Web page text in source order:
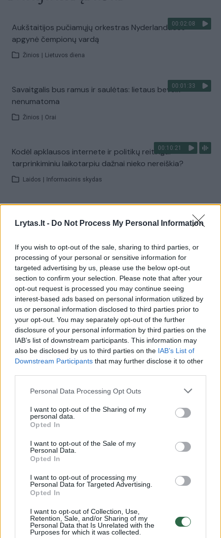
Lrytas.lt - Do Not Process My Personal Information
If you wish to opt-out of the sale, sharing to third parties, or
processing of your personal or sensitive information for
targeted advertising by us, please use the below opt-out
section to confirm your selection. Please note that after your
opt-out request is processed you may continue seeing
interest-based ads based on personal information utilized by
us or personal information disclosed to third parties prior to
your opt-out. You may separately opt-out of the further
disclosure of your personal information by third parties on the
IAB’s list of downstream participants. This information may
also be disclosed by us to third parties on the IAB’s List of
Downstream Participants that may further disclose it to other
Personal Data Processing Opt Outs
I want to opt-out of the Sharing of my
personal data.
Opted In
I want to opt-out of the Sale of my
Personal Data.
Opted In
I want to opt-out of processing my
Personal Data for Targeted Advertising.
Opted In
I want to opt-out of Collection, Use,
Retention, Sale, and/or Sharing of my
Personal Data that Is Unrelated with the
Purposes for which it was collected.
00:02:08
Aukštaitijos pučiamųjų orkestras Nyderlanduose
apgynė čempionų vardą
Žinios Lietuvos diena
00:01:33
Savaitgalis bus ramus ir saulėtas: lietaus beveik
nenumatoma
Žinios Orai
00:10:21
Kodėl apklausos internete ir politikų reitingai
tarprinkiminiu laikotarpiu dažnai nieko nereiškia?
Laidos Informacinis skydas
tarnybos primena: štai apie ką būtina pasikalbėti
Visi įrašai
Žiūrimiausi įrašai
00:00:30
Vaizdai iš tragiškos avarijos Vilniaus r.: dviejų moterų ir
00:00:57
Savaitės vidurys nusimato karštas: temperatūra kils iki
32 laipsnių šilumos
Žinios | Orai
00:00:59
Nufilmavo, kaip patvino Vilniaus Vakarinis aplinkkelis:
vaizdas pribloškia
Žinios | Lietuvos diena